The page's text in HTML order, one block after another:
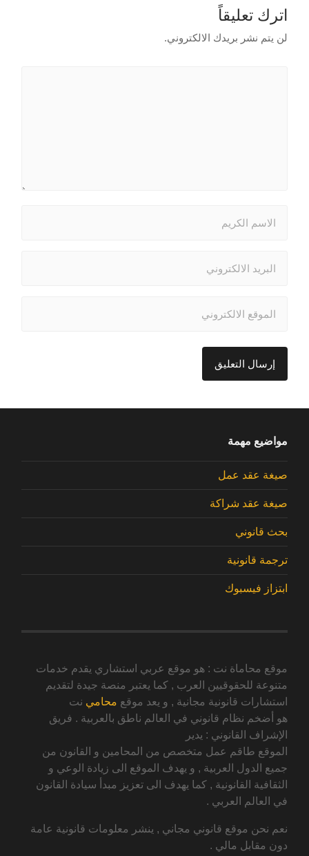
اترك تعليقاً
لن يتم نشر بريدك الالكتروني.
مواضيع مهمة
صيغة عقد عمل
صيغة عقد شراكة
بحث قانوني
ترجمة قانونية
ابتزاز فيسبوك
موقع محاماة نت : هو موقع عربي استشاري يقدم خدمات
متنوعة للحقوقيين العرب , كما يعتبر منصة جيدة لتقديم
استشارات قانونية مجانية , و يعد موقع محامي نت
هو أضخم نظام قانوني في العالم ناطق بالعربية . فريق
الإشراف القانوني : يدير
الموقع طاقم عمل متخصص من المحامين و القانون من
جميع الدول العربية , و يهدف الموقع الى زيادة الوعي و
الثقافية القانونية , كما يهدف الى تعزيز مبدأ سيادة القانون
في العالم العربي .
نعم نحن موقع قانوني مجاني , ينشر معلومات قانونية عامة
دون مقابل مالي .